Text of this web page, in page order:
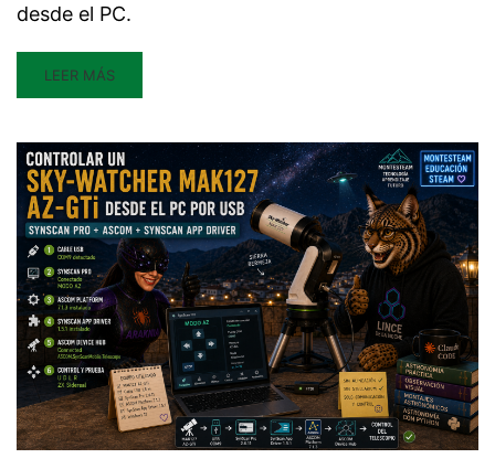
desde el PC.
LEER MÁS